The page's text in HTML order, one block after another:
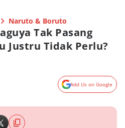
Naruto & Boruto
Tak Pasang
Justru Tidak Perlu?
Add Us on Google